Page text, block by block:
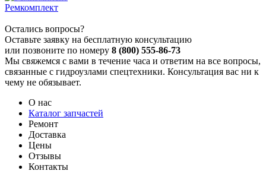
Ремкомплект
Остались вопросы?
Оставьте заявку на бесплатную консультацию
или позвоните по номеру 8 (800) 555-86-73
Мы свяжемся с вами в течение часа и ответим на все вопросы,
связанные с гидроузлами спецтехники. Консультация вас ни к
чему не обязывает.
О нас
Каталог запчастей
Ремонт
Доставка
Цены
Отзывы
Контакты